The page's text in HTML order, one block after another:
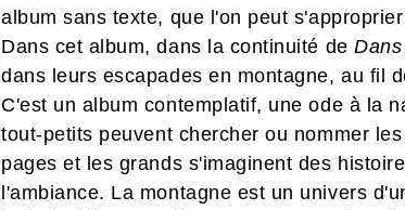
album sans texte, que l'on peut
Dans cet album, dans la continuité de
dans leurs escapades en montagne, au fil
C'est un album contemplatif, une ode à la
tout-petits peuvent chercher ou nommer
pages et les grands s'imaginent des
l'ambiance. La montagne est un univers